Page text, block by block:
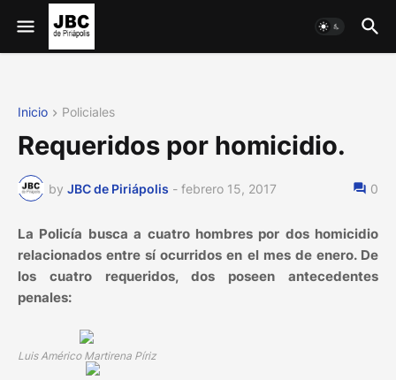
Inicio Policiales
Requeridos por homicidio.
by JBC de Piriápolis - febrero 15, 2017 0
La Policía busca a cuatro hombres por dos homicidio
relacionados entre sí ocurridos en el mes de enero. De
los cuatro requeridos, dos poseen antecedentes
penales:
Luis Américo Martirena Píriz